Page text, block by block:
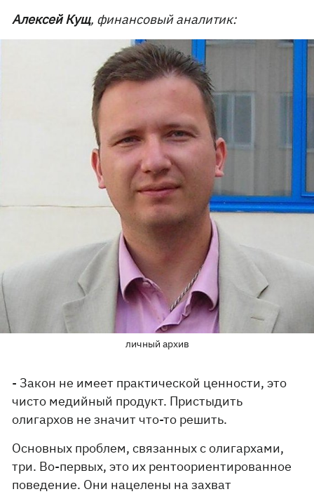
Алексей Кущ, финансовый аналитик:
личный архив
- Закон не имеет практической ценности, это
чисто медийный продукт. Пристыдить
олигархов не значит что-то решить.
Основных проблем, связанных с олигархами,
три. Во-первых, это их рентоориентированное
поведение. Они нацелены на захват